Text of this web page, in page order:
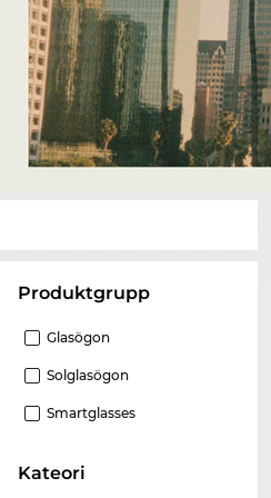
Produktgrupp
Glasögon
Solglasögon
Smartglasses
Kateori